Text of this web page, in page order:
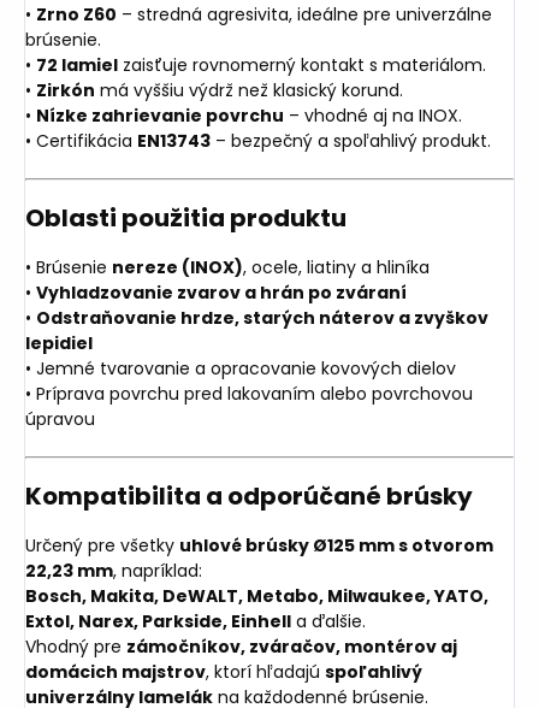
• Zrno Z60 – stredná agresivita, ideálne pre univerzálne
brúsenie.
• 72 lamiel zaisťuje rovnomerný kontakt s materiálom.
• Zirkón má vyššiu výdrž než klasický korund.
• Nízke zahrievanie povrchu – vhodné aj na INOX.
• Certifikácia EN13743 – bezpečný a spoľahlivý produkt.
Oblasti použitia produktu
• Brúsenie nereze (INOX), ocele, liatiny a hliníka
• Vyhladzovanie zvarov a hrán po zváraní
• Odstraňovanie hrdze, starých náterov a zvyškov
lepidiel
• Jemné tvarovanie a opracovanie kovových dielov
• Príprava povrchu pred lakovaním alebo povrchovou
úpravou
Kompatibilita a odporúčané brúsky
Určený pre všetky uhlové brúsky Ø125 mm s otvorom
22,23 mm, napríklad:
Bosch, Makita, DeWALT, Metabo, Milwaukee, YATO,
Extol, Narex, Parkside, Einhell a ďalšie.
Vhodný pre zámočníkov, zváračov, montérov aj
domácich majstrov, ktorí hľadajú spoľahlivý
univerzálny lamelák na každodenné brúsenie.